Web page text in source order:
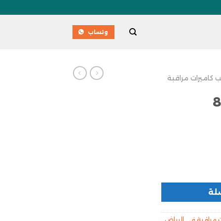
وتساب
كاميرات مراقبة
2 كاميرا شبكية 8